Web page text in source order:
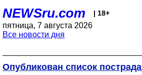
NEWSru.com | 18+
пятница, 7 августа 2026
Все новости дня
Опубликован список